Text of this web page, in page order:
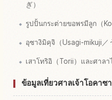
ぎ）
รูปปั้นกระต่ายขอพรมีลูก（
อุซางิมิคุจิ（Usagi-mikuji／
เสาโทริอิ（Torii）และศาลา
ข้อมูลเที่ยวศาลเจ้าโอคาซ